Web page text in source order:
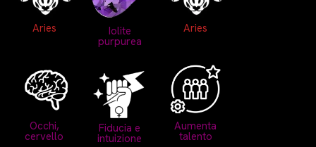
Aries Iolite
purpurea
Aries
Occhi,
cervello
Fiducia e
intuizione
Aumenta
talento